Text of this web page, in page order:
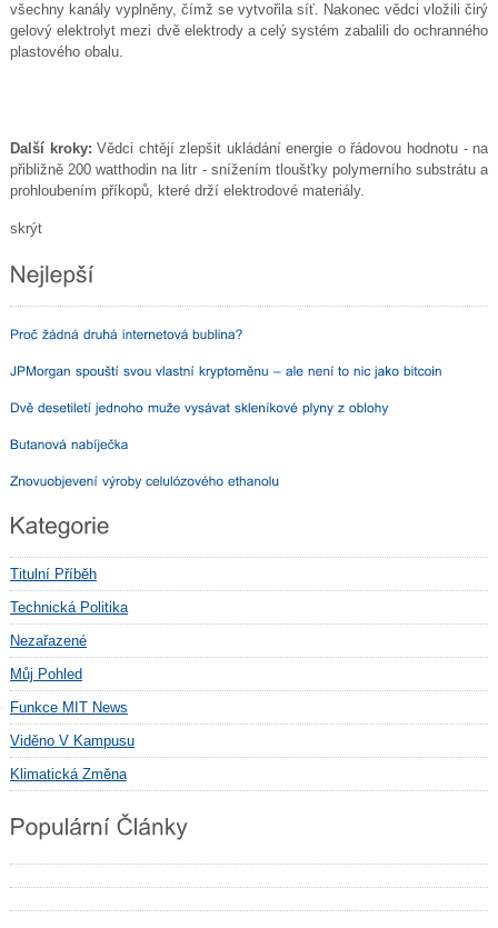
všechny kanály vyplněny, čímž se vytvořila síť. Nakonec vědci vložili čirý
gelový elektrolyt mezi dvě elektrody a celý systém zabalili do ochranného
plastového obalu.
Další kroky: Vědci chtějí zlepšit ukládání energie o řádovou hodnotu - na
přibližně 200 watthodin na litr - snížením tloušťky polymerního substrátu a
prohloubením příkopů, které drží elektrodové materiály.
skrýt
Titulní Příběh
Technická Politika
Nezařazené
Můj Pohled
Funkce MIT News
Viděno V Kampusu
Klimatická Změna